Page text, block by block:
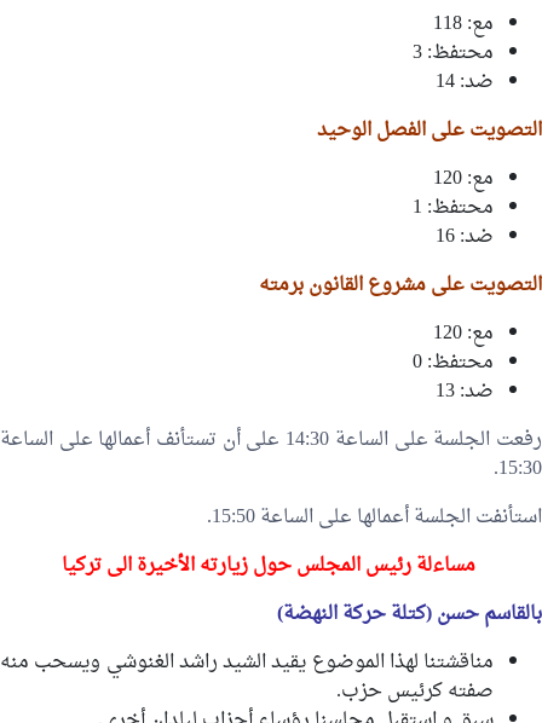
مع: 118
محتفظ: 3
ضد: 14
التصويت على الفصل الوحيد
مع: 120
محتفظ: 1
ضد: 16
التصويت على مشروع القانون برمته
مع: 120
محتفظ: 0
ضد: 13
رفعت الجلسة على الساعة 14:30 على أن تستأنف أعمالها على الساعة
15:30.
استأنفت الجلسة أعمالها على الساعة 15:50.
مساءلة رئيس المجلس حول زيارته الأخيرة الى تركيا
بالقاسم حسن (كتلة حركة النهضة)
مناقشتنا لهذا الموضوع يقيد الشيد راشد الغنوشي ويسحب منه
صفته كرئيس حزب.